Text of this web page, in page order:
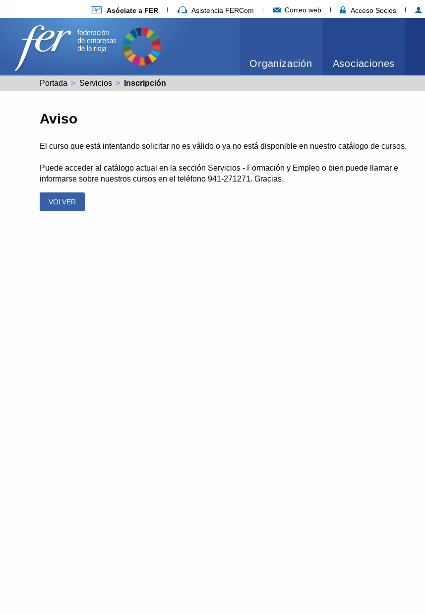
Asóciate a FER Asistencia FERCom Correo web Acceso Socios
Organización Asociaciones
Portada Servicios Actual:
Inscripción
Aviso
El curso que está intentando solicitar no es válido o ya no está disponible en nuestro catálogo de cursos.
Puede acceder al catálogo actual en la sección Servicios - Formación y Empleo o bien puede llamar e
informarse sobre nuestros cursos en el teléfono 941-271271. Gracias.
VOLVER